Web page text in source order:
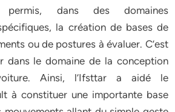
permis, dans des domaines
la création de bases de
ou de postures à évaluer. C’est
dans le domaine de la conception
Ainsi, l’Ifsttar a aidé le
à constituer une importante base